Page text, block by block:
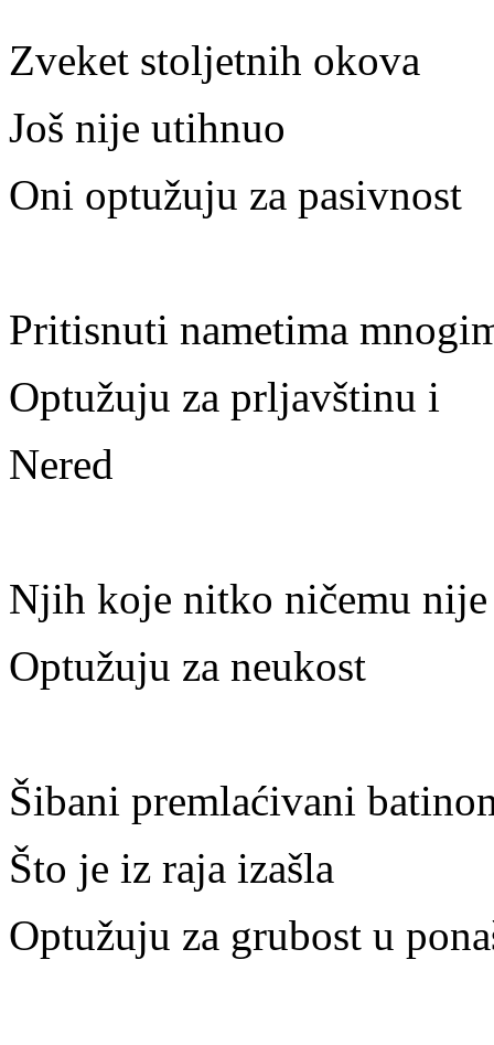
Zveket stoljetnih okova
Još nije utihnuo
Oni optužuju za pasivnost
Pritisnuti nametima
Optužuju za prljavštinu i
Nered
Njih koje nitko ničemu
Optužuju za neukost
Šibani premlaćivani
Što je iz raja izašla
Optužuju za grubost u